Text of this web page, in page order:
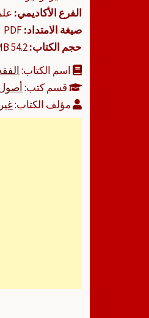
الفرع الأكاديمي:
صيغة الامتداد:
حجم الكتاب:
اسم الكتاب:
قسم كتب:
مؤلف الكتاب: